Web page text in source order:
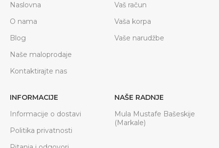
Naslovna
O nama
Blog
Naše maloprodaje
Kontaktirajte nas
Vaš račun
Vaša korpa
Vaše narudžbe
INFORMACIJE
Informacije o dostavi
Politika privatnosti
NAŠE RADNJE
Mula Mustafe Bašeskije
(Markale)